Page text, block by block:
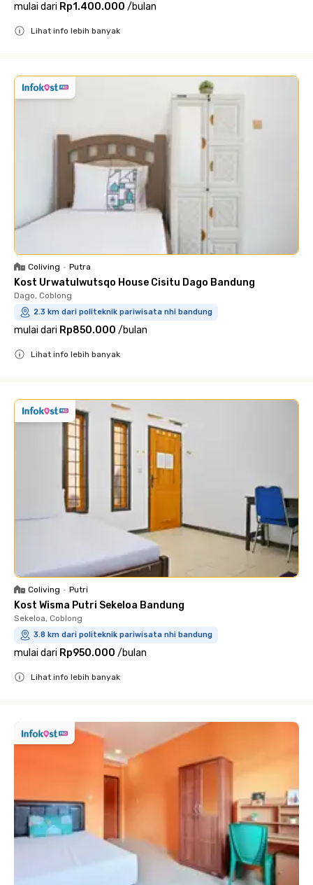
mulai dari Rp1.400.000 /bulan
Lihat info lebih banyak
Coliving • Putra
Kost Urwatulwutsqo House Cisitu Dago Bandung
Dago, Coblong
2.3 km dari politeknik pariwisata nhi bandung
mulai dari Rp850.000 /bulan
Lihat info lebih banyak
Coliving • Putri
Kost Wisma Putri Sekeloa Bandung
Sekeloa, Coblong
3.8 km dari politeknik pariwisata nhi bandung
mulai dari Rp950.000 /bulan
Lihat info lebih banyak